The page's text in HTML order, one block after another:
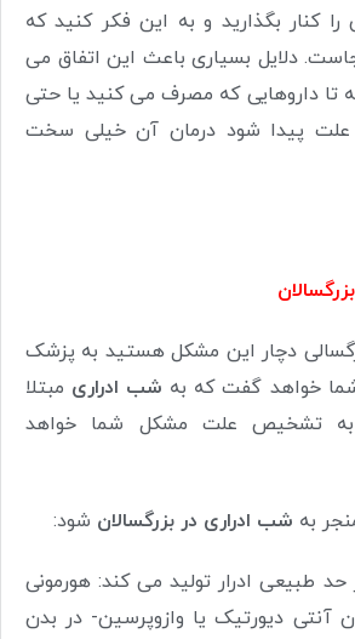
کنار بگذارید و به این فکر کنید که
دلایل بسیاری باعث این اتفاق می
تا داروهایی که مصرف می کنید یا حتی
علت پیدا شود درمان آن خیلی سخت
دچار این مشکل هستید به پزشک
شما خواهد گفت که به شب ادراری مبتلا
تشخیص علت مشکل شما خواهد
به شب ادراری در بزرگسالان شود:
طبیعی ادرار تولید می کند: هورمونی
آنتی دیورتیک یا وازوپرسین- در بدن